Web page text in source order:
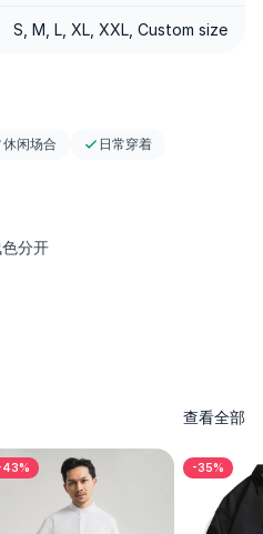
，拉长腿部线条，维持利落
拉链顺滑好拉，纽扣牢固耐
适度的 chino。Smart Waist 让
；darts 带来更讲究的 tailored
适的裤子，它就是理想选择。
S, M, L, XL, XXL, Custom size
休闲场合 日常穿着
分开
查看全部
43% -35%